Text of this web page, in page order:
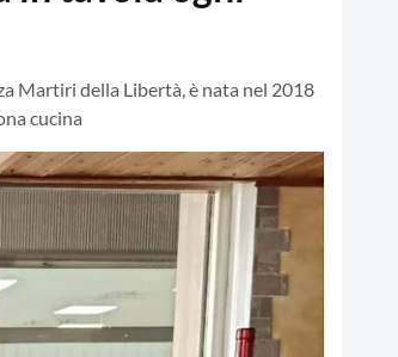
Martiri della Libertà, è nata nel 2018
cucina